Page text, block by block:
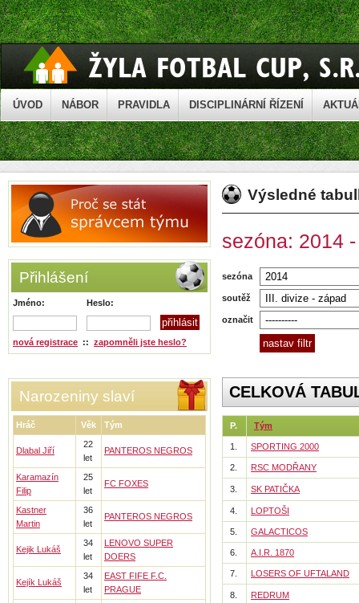
ÚVOD NÁBOR PRAVIDLA DISCIPLINÁRNÍ ŘÍZENÍ
Přihlášení
Jméno: Heslo:
nová registrace :: zapomněli jste heslo?
Narozeniny slaví
Hráč Věk Tým
Dlabal Jiří
22
let
PANTEROS NEGROS
Karamazín
Filip
25
let
FC FOXES
Kastner
Martin
36
let
PANTEROS NEGROS
Kejik Lukáš
34
let
LENOVO SUPER
DOERS
Kejík Lukáš
34
let
EAST FIFE F.C.
PRAGUE
Výsledné
sezóna: 2014
sezóna
soutěž
označit
CELKOVÁ
P. Tým
1. SPORTING 2000
2. RSC MODŘANY
3. SK PATIČKA
4. LOPTOŠI
5. GALACTICOS
6. A.I.R. 1870
7. LOSERS OF UFTALAND
8. REDRUM